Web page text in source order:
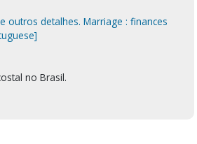
outros detalhes. Marriage : finances
no Brasil.